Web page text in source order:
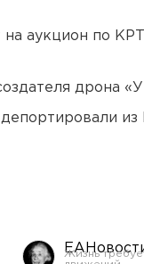
на аукцион по
дрона
из